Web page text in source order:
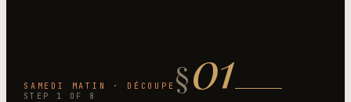
SAMEDI MATIN · DÉCOUPE §01
STEP 1 OF 8